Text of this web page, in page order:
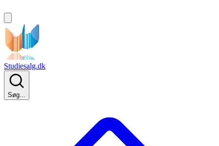
Studiesalg.dk
Søg...